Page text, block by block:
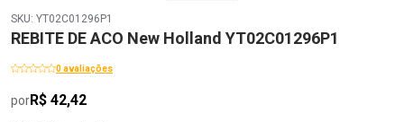
SKU: YT02C01296P1
REBITE DE ACO New Holland YT02C01296P1
0 avaliações
porR$ 42,42